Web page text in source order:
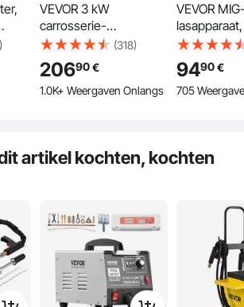
VEVOR 3 kW
carrosserie-
uitdeukentrekker met
7 standen,
automatische
inductielasfunctie,
(318)
20690€
1.0K+ Weergaven Onlangs
VEVOR
synergisch
gevulde
digitaal
9490€
705
artikel kochten, kochten